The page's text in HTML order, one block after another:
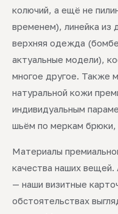
колючий, а ещё не
временем), линейка из
верхняя одежда
актуальные модели),
многое другое. Также
натуральной кожи
индивидуальным
шьём по меркам
Материалы
качества наших вещей.
— наши визитные
обстоятельствах